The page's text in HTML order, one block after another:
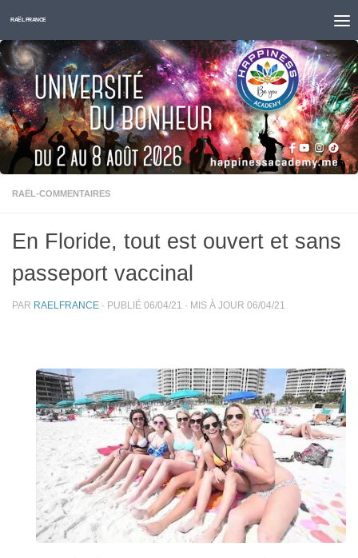
Skip to content
RAËL FRANCE
RAËL-COMMENTAIRES
En Floride, tout est ouvert et sans
passeport vaccinal
PAR RAELFRANCE · PUBLIÉ 06/04/21 · MIS À JOUR 06/04/21